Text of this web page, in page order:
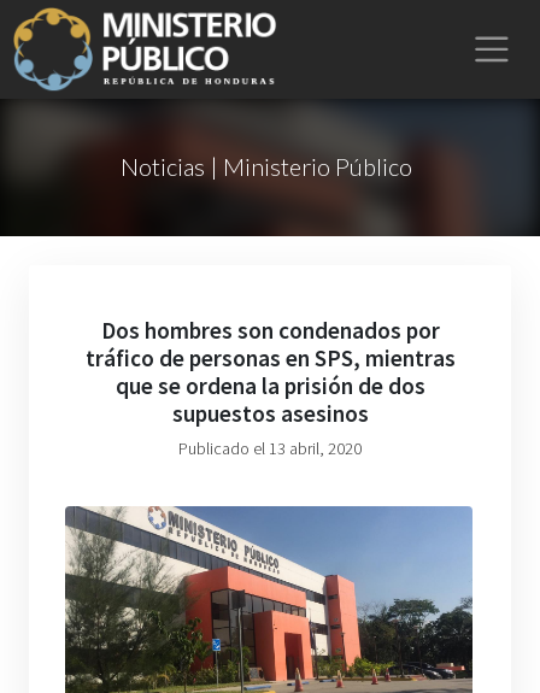
Noticias | Ministerio Público
Dos hombres son condenados por
tráfico de personas en SPS, mientras
que se ordena la prisión de dos
supuestos asesinos
Publicado el 13 abril, 2020